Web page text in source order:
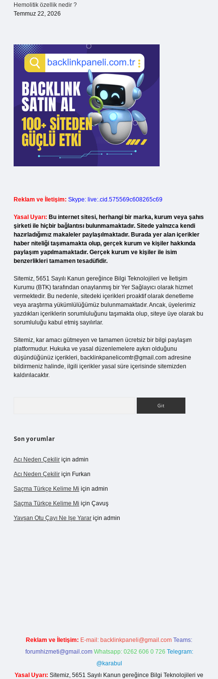
Hemolitik özellik nedir ?
Temmuz 22, 2026
Reklam ve İletişim: Skype: live:.cid.575569c608265c69
Yasal Uyarı: Bu internet sitesi, herhangi bir marka, kurum veya şahıs
şirketi ile hiçbir bağlantısı bulunmamaktadır. Sitede yalnızca kendi
hazırladığımız makaleler paylaşılmaktadır. Burada yer alan içerikler
haber niteliği taşımamakta olup, gerçek kurum ve kişiler hakkında
paylaşım yapılmamaktadır. Gerçek kurum ve kişiler ile isim
benzerlikleri tamamen tesadüfidir.
Sitemiz, 5651 Sayılı Kanun gereğince Bilgi Teknolojileri ve İletişim
Kurumu (BTK) tarafından onaylanmış bir Yer Sağlayıcı olarak hizmet
vermektedir. Bu nedenle, sitedeki içerikleri proaktif olarak denetleme
veya araştırma yükümlülüğümüz bulunmamaktadır. Ancak, üyelerimiz
yazdıkları içeriklerin sorumluluğunu taşımakta olup, siteye üye olarak bu
sorumluluğu kabul etmiş sayılırlar.
Sitemiz, kar amacı gütmeyen ve tamamen ücretsiz bir bilgi paylaşım
platformudur. Hukuka ve yasal düzenlemelere aykırı olduğunu
düşündüğünüz içerikleri, backlinkpanelicomtr@gmail.com adresine
bildirmeniz halinde, ilgili içerikler yasal süre içerisinde sitemizden
kaldırılacaktır.
Son yorumlar
Acı Neden Çekilir için admin
Acı Neden Çekilir için Furkan
Saçma Türkçe Kelime Mi için admin
Saçma Türkçe Kelime Mi için Çavuş
Yavşan Otu Çayı Ne Işe Yarar için admin
Reklam ve İletişim: E-mail: backlinkpaneli@gmail.com Teams:
forumhizmeti@gmail.com Whatsapp: 0262 606 0 726 Telegram:
@karabul
Yasal Uyarı: Sitemiz, 5651 Sayılı Kanun gereğince Bilgi Teknolojileri ve